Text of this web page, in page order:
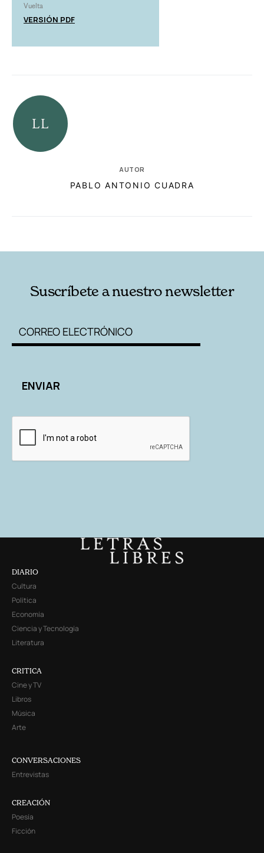
Vuelta
VERSIÓN PDF
AUTOR
PABLO ANTONIO CUADRA
Suscríbete a nuestro newsletter
DIARIO
Cultura
Política
Economía
Ciencia y Tecnología
Literatura
CRITICA
Cine y TV
Libros
Música
Arte
CONVERSACIONES
Entrevistas
CREACIÓN
Poesía
Ficción